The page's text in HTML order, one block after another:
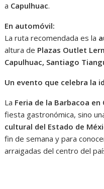
a Capulhuac.
En automóvil:
La ruta recomendada es la
altura de Plazas Outlet
Capulhuac, Santiago
Un evento que celebra la
La Feria de la Barbacoa en
fiesta gastronómica, sino
cultural del Estado de
fin de semana y para
arraigadas del centro del